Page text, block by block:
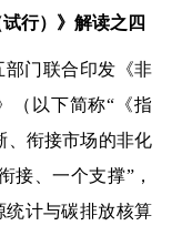
行）》 解读之四
门联合印发《非
（以下简称“《指
、衔接市场的非化
接、一个支撑”，
统计与碳排放核算